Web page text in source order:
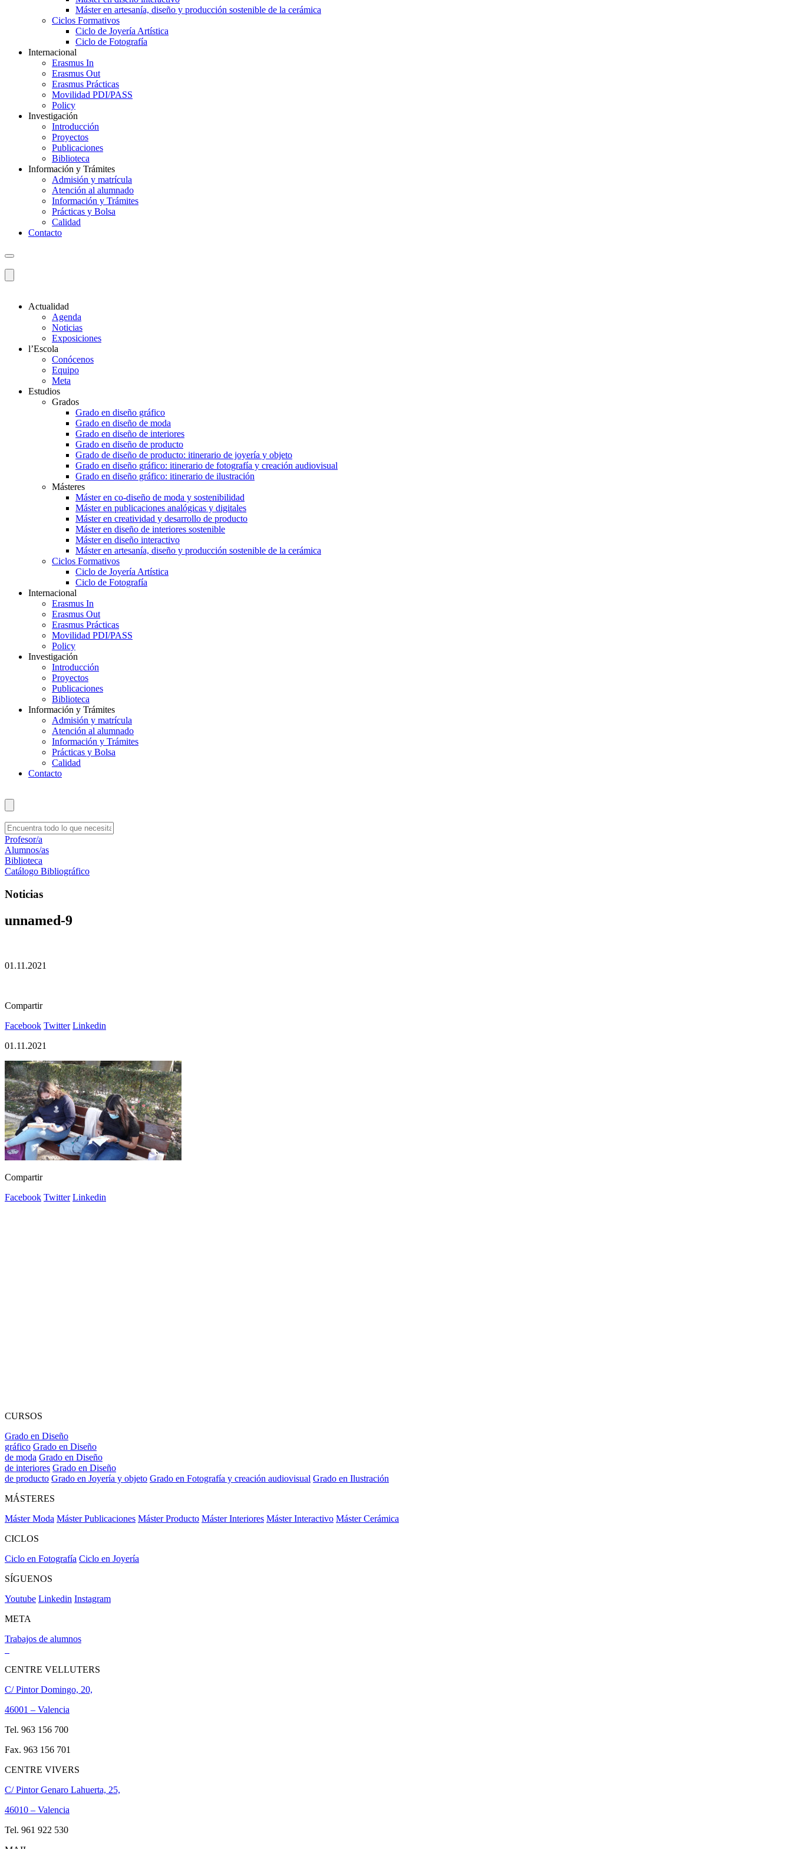
Máster en artesanía, diseño y producción sostenible de la cerámica
Ciclos Formativos
Ciclo de Joyería Artística
Ciclo de Fotografía
Internacional
Erasmus In
Erasmus Out
Erasmus Prácticas
Movilidad PDI/PASS
Policy
Investigación
Introducción
Proyectos
Publicaciones
Biblioteca
Información y Trámites
Admisión y matrícula
Atención al alumnado
Información y Trámites
Prácticas y Bolsa
Calidad
Contacto
Actualidad
Agenda
Noticias
Exposiciones
l’Escola
Conócenos
Equipo
Meta
Estudios
Grados
Grado en diseño gráfico
Grado en diseño de moda
Grado en diseño de interiores
Grado en diseño de producto
Grado de diseño de producto: itinerario de joyería y objeto
Grado en diseño gráfico: itinerario de fotografía y creación audiovisual
Grado en diseño gráfico: itinerario de ilustración
Másteres
Máster en co-diseño de moda y sostenibilidad
Máster en publicaciones analógicas y digitales
Máster en creatividad y desarrollo de producto
Máster en diseño de interiores sostenible
Máster en diseño interactivo
Máster en artesanía, diseño y producción sostenible de la cerámica
Ciclos Formativos
Ciclo de Joyería Artística
Ciclo de Fotografía
Internacional
Erasmus In
Erasmus Out
Erasmus Prácticas
Movilidad PDI/PASS
Policy
Investigación
Introducción
Proyectos
Publicaciones
Biblioteca
Información y Trámites
Admisión y matrícula
Atención al alumnado
Información y Trámites
Prácticas y Bolsa
Calidad
Contacto
Profesor/a
Alumnos/as
Biblioteca
Catálogo Bibliográfico
Noticias
unnamed-9
01.11.2021
Compartir
Facebook Twitter Linkedin
01.11.2021
Compartir
Facebook Twitter Linkedin
CURSOS
Grado en Diseño
gráfico Grado en Diseño
de moda Grado en Diseño
de interiores Grado en Diseño
de producto Grado en Joyería y objeto Grado en Fotografía y creación audiovisual Grado en Ilustración
MÁSTERES
Máster Moda Máster Publicaciones Máster Producto Máster Interiores Máster Interactivo Máster Cerámica
CICLOS
Ciclo en Fotografía Ciclo en Joyería
SÍGUENOS
Youtube Linkedin Instagram
META
Trabajos de alumnos
CENTRE VELLUTERS
C/ Pintor Domingo, 20,
46001 – Valencia
Tel. 963 156 700
Fax. 963 156 701
CENTRE VIVERS
C/ Pintor Genaro Lahuerta, 25,
46010 – Valencia
Tel. 961 922 530